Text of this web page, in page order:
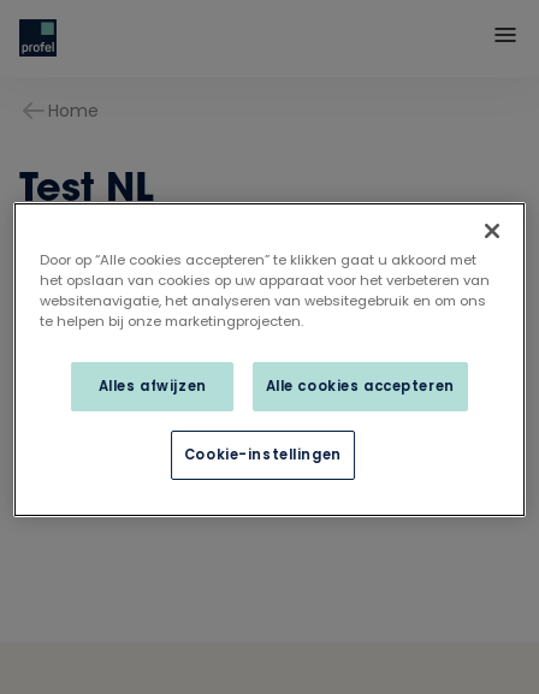
Home
Test NL
Door op “Alle cookies accepteren” te klikken gaat u akkoord met
het opslaan van cookies op uw apparaat voor het verbeteren van
websitenavigatie, het analyseren van websitegebruik en om ons
te helpen bij onze marketingprojecten.
Alles afwijzen Alle cookies accepteren
Cookie-instellingen